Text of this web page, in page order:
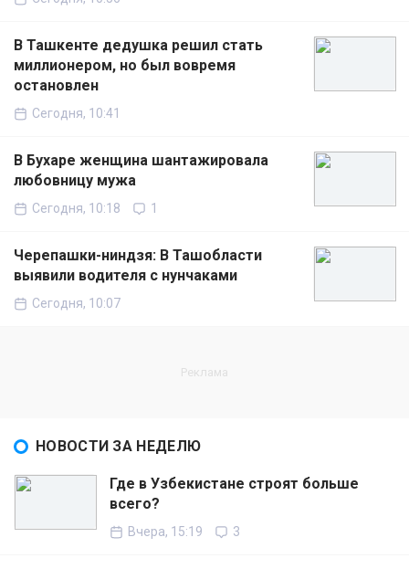
В Ташкенте дедушка решил стать
миллионером, но был вовремя
остановлен
Сегодня, 10:41
В Бухаре женщина шантажировала
любовницу мужа
Сегодня, 10:18 1
Черепашки-ниндзя: В Ташобласти
выявили водителя с нунчаками
Сегодня, 10:07
НОВОСТИ ЗА НЕДЕЛЮ
Где в Узбекистане строят больше
всего?
Вчера, 15:19 3